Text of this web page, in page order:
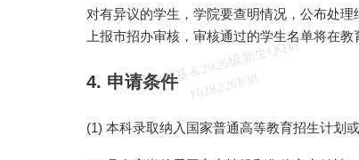
对有异议的学生，学院要查明情况，公布处
上报市招办审核，审核通过的学生名单将在
4. 申请条件
(1) 本科录取纳入国家普通高等教育招生计划
北
洋
维
基
＆
2
0
2
6
级
新
生
Q
Q
群
1
0
2
8
2
2
6
8
3
8